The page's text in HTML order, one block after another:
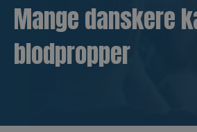
Mange danskere
blodpropper